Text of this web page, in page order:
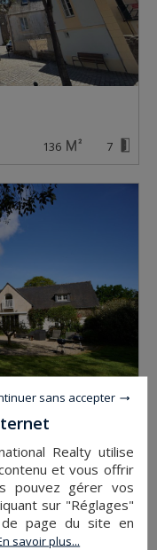
136 7
276 10
sans accepter
Realty utilise
et vous offrir
pouvez gérer vos
sur "Réglages"
page du site en
savoir plus...